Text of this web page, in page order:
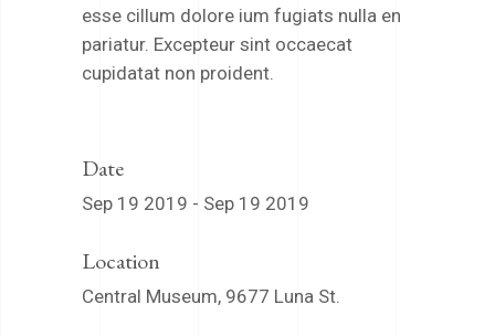
esse cillum dolore ium fugiats nulla en
pariatur. Excepteur sint occaecat
cupidatat non proident.
Date
Sep 19 2019 - Sep 19 2019
Location
Central Museum, 9677 Luna St.